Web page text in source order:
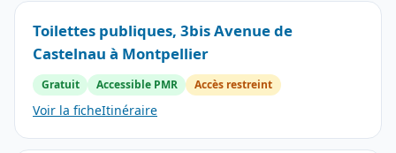
Toilettes publiques, 3bis Avenue de
Castelnau à Montpellier
Gratuit Accessible PMR Accès restreint
Voir la ficheItinéraire